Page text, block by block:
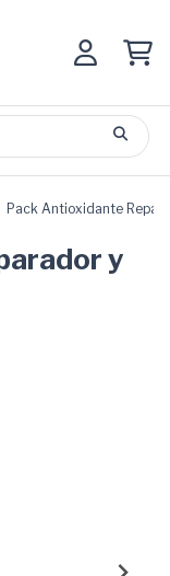
Pack Antioxidante
y